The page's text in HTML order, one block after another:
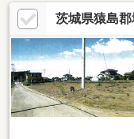
で、時間の節約に。特
いうのは大きなメリッ
応でき、新鮮な食材を
との食卓が一層充実し
茨城県猿島